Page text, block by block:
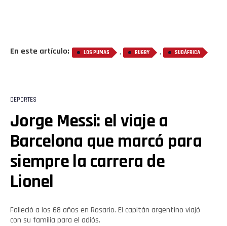
En este artículo: LOS PUMAS , RUGBY , SUDÁFRICA
DEPORTES
Jorge Messi: el viaje a
Barcelona que marcó para
siempre la carrera de
Lionel
Falleció a los 68 años en Rosario. El capitán argentino viajó
con su familia para el adiós.